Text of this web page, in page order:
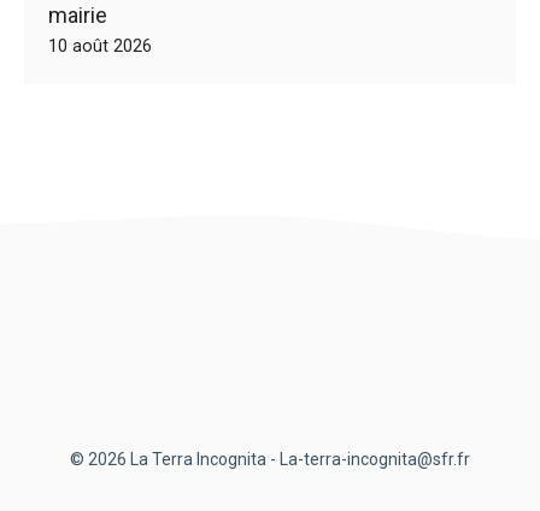
mairie
10 août 2026
© 2026 La Terra Incognita - La-terra-incognita@sfr.fr